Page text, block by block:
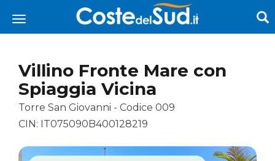
Villino Fronte Mare con
Spiaggia Vicina
Torre San Giovanni - Codice 009
CIN: IT075090B400128219